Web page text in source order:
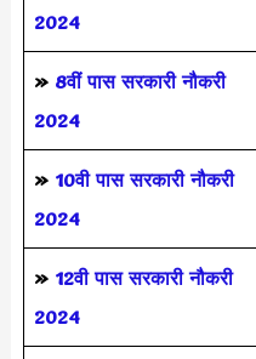
2024
» 8वीं पास सरकारी नौकरी
2024
» 10वी पास सरकारी नौकरी
2024
» 12वी पास सरकारी नौकरी
2024